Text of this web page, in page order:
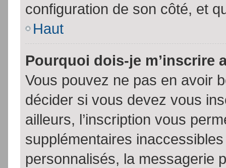
configuration de son côté, et
Haut
Pourquoi dois-je m’inscrire
Vous pouvez ne pas en avoir
décider si vous devez vous
ailleurs, l’inscription vous
supplémentaires
personnalisés, la messagerie